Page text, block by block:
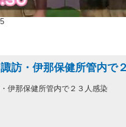
訪・伊那保健所管内で
伊那保健所管内で２３人感染